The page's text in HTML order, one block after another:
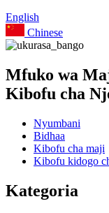
English
Chinese
Mfuko wa
Kibofu cha
Nyumbani
Bidhaa
Kibofu cha maji
Kibofu kidogo
Kategoria